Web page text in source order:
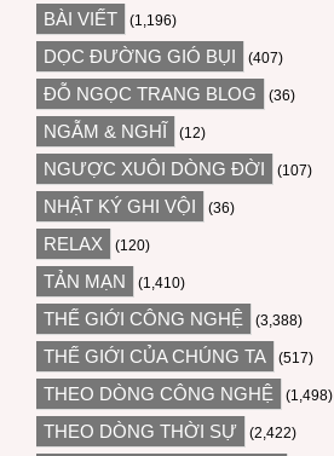
BÀI VIẾT (1,196)
DỌC ĐƯỜNG GIÓ BỤI (407)
ĐỖ NGỌC TRANG BLOG (36)
NGẪM & NGHĨ (12)
NGƯỢC XUÔI DÒNG ĐỜI (107)
NHẬT KÝ GHI VỘI (36)
RELAX (120)
TẢN MẠN (1,410)
THẾ GIỚI CÔNG NGHỆ (3,388)
THẾ GIỚI CỦA CHÚNG TA (517)
THEO DÒNG CÔNG NGHỆ (1,498)
THEO DÒNG THỜI SỰ (2,422)